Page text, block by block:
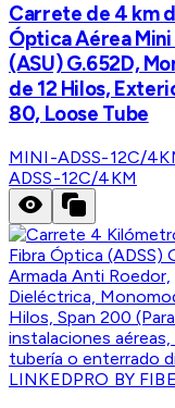
Carrete de 4 km
Óptica Aérea Mini
(ASU) G.652D,
de 12 Hilos,
80, Loose Tube
MINI-ADSS-12C/
ADSS-12C/4KM
LINKEDPRO BY